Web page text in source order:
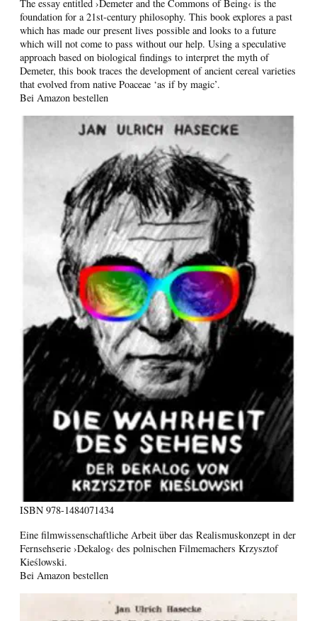
The essay entitled ›Demeter and the Commons of Being‹ is the
foundation for a 21st-century philosophy. This book explores a past
which has made our present lives possible and looks to a future
which will not come to pass without our help. Using a speculative
approach based on biological findings to interpret the myth of
Demeter, this book traces the development of ancient cereal varieties
that evolved from native Poaceae ‘as if by magic’.
Bei Amazon bestellen
ISBN 978-1484071434
Eine filmwissenschaftliche Arbeit über das Realismuskonzept in der
Fernsehserie ›Dekalog‹ des polnischen Filmemachers Krzysztof
Kieślowski.
Bei Amazon bestellen